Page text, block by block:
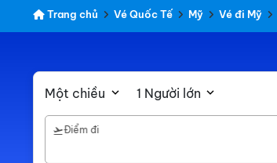
Trang chủ Vé Quốc Tế Mỹ Vé đi Mỹ
Một chiều 1 Người lớn
Điểm đi